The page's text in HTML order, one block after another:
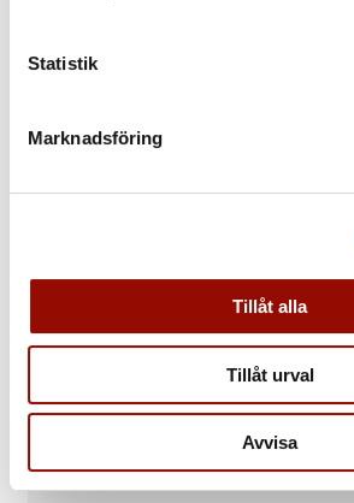
Statistik
Marknadsföring
Tillåt alla
Tillåt urval
Avvisa
GEORG JENSEN